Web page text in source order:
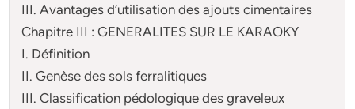
III. Avantages d’utilisation des ajouts cimentaires
Chapitre III : GENERALITES SUR LE KARAOKY
I. Définition
II. Genèse des sols ferralitiques
III. Classification pédologique des graveleux